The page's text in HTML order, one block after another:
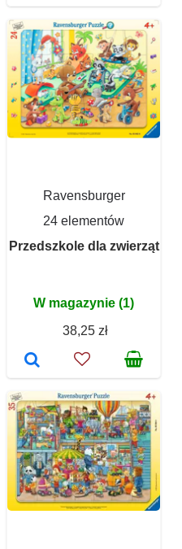
Ravensburger
24 elementów
Przedszkole dla zwierząt
W magazynie (1)
38,25 zł